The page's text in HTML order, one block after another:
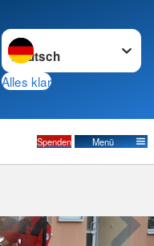
Sprache wechseln zu
Alles klar
Spenden Menü